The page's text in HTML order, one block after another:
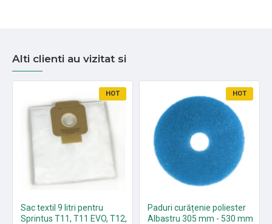
Alti clienti au vizitat si
HOT
Sac textil 9 litri pentru
Sprintus T11, T11 EVO, T12,
HOT
Paduri curățenie poliester
Albastru 305 mm - 530 mm